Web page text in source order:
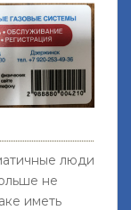
люди
не
иметь